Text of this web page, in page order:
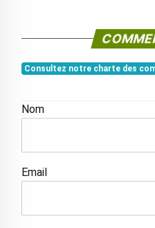
Consultez notre charte des
Nom
Email